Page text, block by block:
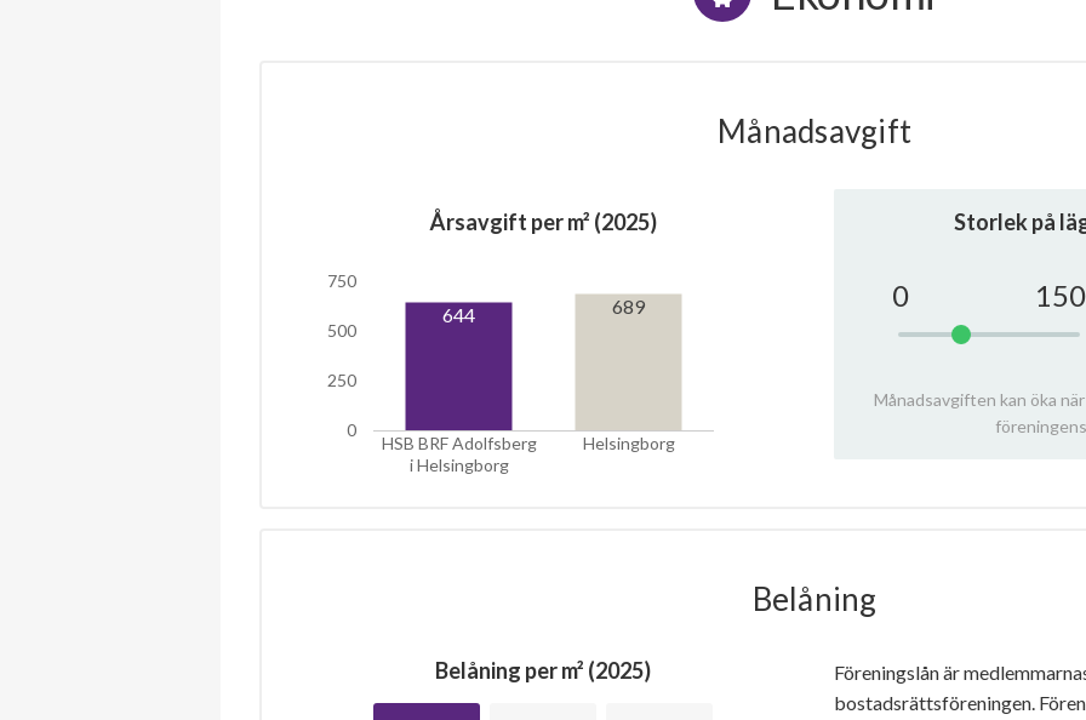
Månadsavgift
Årsavgift per m² (2025)
HSB BRF Adolfsberg
i Helsingborg
Helsingborg
0
250
500
750
644 689
Storlek på
0 150
Månadsavgiften kan öka
Belåning
Belåning per m² (2025)
Föreningslån är
bostadsrättsföreningen.